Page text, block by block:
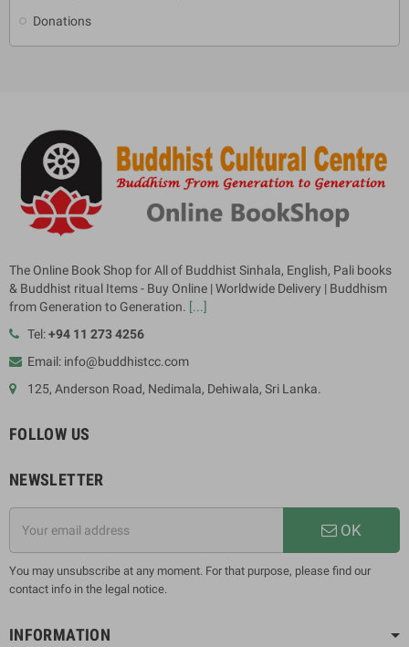
Donations
The Online Book Shop for All of Buddhist Sinhala, English, Pali books
& Buddhist ritual Items - Buy Online | Worldwide Delivery | Buddhism
from Generation to Generation. [...]
Tel:+94 11 273 4256
Email: info@buddhistcc.com
125, Anderson Road, Nedimala, Dehiwala, Sri Lanka.
FOLLOW US
NEWSLETTER
OK
You may unsubscribe at any moment. For that purpose, please find our
contact info in the legal notice.
INFORMATION